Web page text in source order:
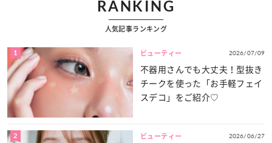
RANKING
人気記事ランキング
1 ビューティー 2026/07/09
不器用さんでも大丈夫！型抜き
チークを使った「お手軽フェイ
スデコ」をご紹介♡
2 ビューティー 2026/06/27